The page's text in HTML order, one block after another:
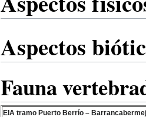
Aspectos
Fauna
EIA tramo Puerto Berrío –